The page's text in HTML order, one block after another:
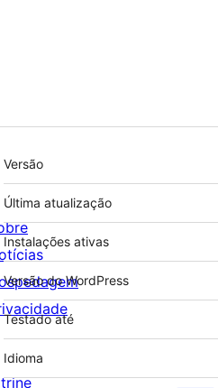
Meta
Versão
Última atualização
Instalações ativas
Versão do WordPress
Testado até
Idioma